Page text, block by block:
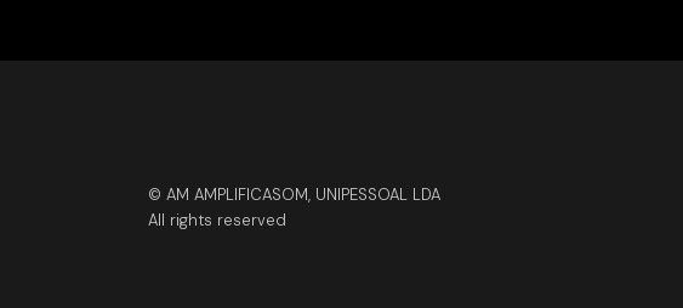
© AM AMPLIFICASOM, UNIPESSOAL LDA
All rights reserved